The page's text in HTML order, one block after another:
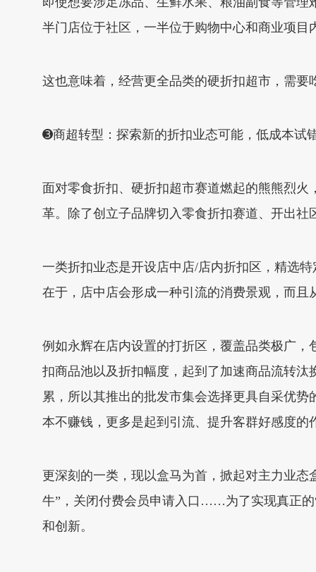
半门店位于社区，一半位于购物中心和商业项目
这也意味着，经营更全品类的硬折扣超市，需
➌商超转型：探索新的折扣业态可能，低成本试
面对零食折扣、硬折扣超市赛道燃起的熊熊烈
革。除了创立子品牌切入零食折扣赛道、开出
一类折扣业态是开设店中店/店内折扣区，精选
在于，店中店会形成一种引流的消费景观，而
例如永辉在店内设置的打折区，覆盖品类极广
扣商品池以及折扣幅度，起到了加速商品流转
累，所以其推出的批发市集会选择更具自采优
本不赚钱，更多是起到引流、提升客群好感度的
更深刻的一类，现以盒马为首，掀起对主力业态
牛”，关闭付费会员申请入口……为了实现真正的
和创新。